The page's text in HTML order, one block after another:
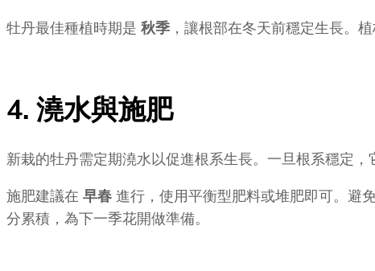
牡丹最佳種植時期是 秋季 ，讓根部在冬天前穩定生長。
4. 澆水與施肥
新栽的牡丹需定期澆水以促進根系生長。一旦根系穩定
施肥建議在 早春 進行，使用平衡型肥料或堆肥即可。避
分累積，為下一季花開做準備。